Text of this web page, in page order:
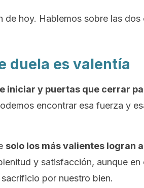
de hoy. Hablemos sobre las dos
duela es valentía
iniciar y puertas que cerrar
encontrar esa fuerza y
solo los más valientes logran
y satisfacción, aunque en
por nuestro bien.